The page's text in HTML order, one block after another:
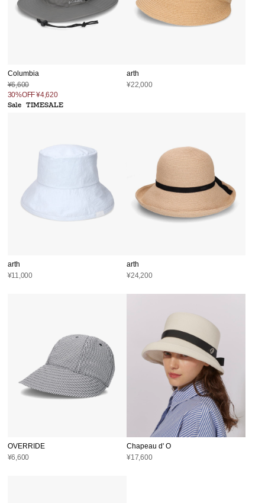
Columbia
¥6,600
30%OFF¥4,620
Sale
TIMESALE
arth
¥22,000
arth
¥11,000
arth
¥24,200
OVERRIDE
¥6,600
Chapeau d' O
¥17,600